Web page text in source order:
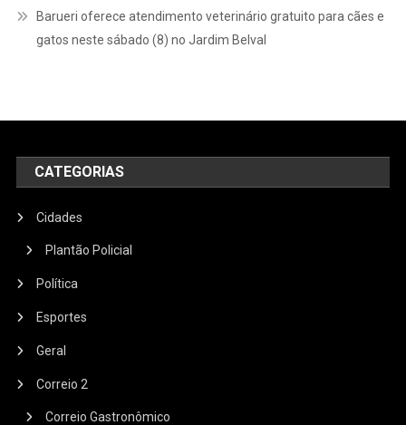
Barueri oferece atendimento veterinário gratuito para cães e
gatos neste sábado (8) no Jardim Belval
CATEGORIAS
Cidades
Plantão Policial
Política
Esportes
Geral
Correio 2
Correio Gastronômico